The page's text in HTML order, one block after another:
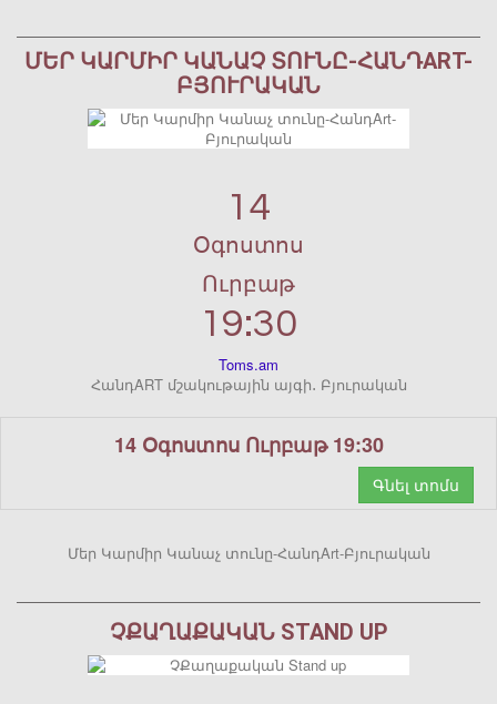
ՄԵՐ ԿԱՐՄԻՐ ԿԱՆԱՉ ՏՈՒՆԸ-ՀԱՆԴART-
ԲՅՈՒՐԱԿԱՆ
14
Օգոստոս
Ուրբաթ
19:30
Toms.am
ՀանդART մշակութային այգի․ Բյուրական
14 Օգոստոս Ուրբաթ 19:30
Գնել տոմս
Մեր Կարմիր Կանաչ տունը-ՀանդArt-Բյուրական
ՉՔԱՂԱՔԱԿԱՆ STAND UP